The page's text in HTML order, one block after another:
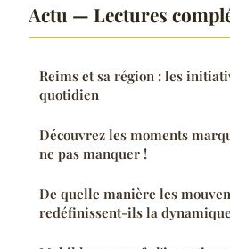
Actu — Lectures
Reims et sa région : les
quotidien
Découvrez les moments
ne pas manquer !
De quelle manière les
redéfinissent-ils la